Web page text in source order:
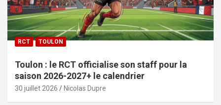
RCT TOULON
Toulon : le RCT officialise son staff pour la
saison 2026-2027+ le calendrier
30 juillet 2026 Nicolas Dupre